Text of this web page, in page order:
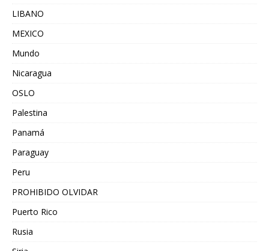
LIBANO
MEXICO
Mundo
Nicaragua
OSLO
Palestina
Panamá
Paraguay
Peru
PROHIBIDO OLVIDAR
Puerto Rico
Rusia